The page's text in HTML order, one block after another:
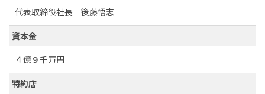
代表取締役社長 後藤悟志
資本金
４億９千万円
特約店